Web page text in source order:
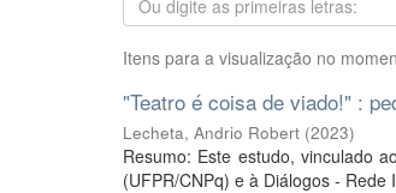
Itens para a visualização no
"Teatro é coisa de viado!" :
Lecheta, Andrio Robert (2023)
Resumo: Este estudo, vinculado
(UFPR/CNPq) e à Diálogos -